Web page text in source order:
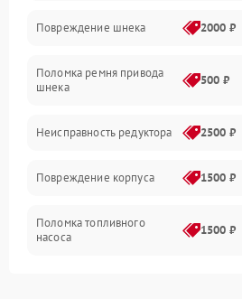
Двигатель
Повреждение шнека 2000 ₽
Поломка ремня привода
шнека
500 ₽
Неисправность редуктора 2500 ₽
Повреждение корпуса 1500 ₽
Поломка топливного
насоса
1500 ₽